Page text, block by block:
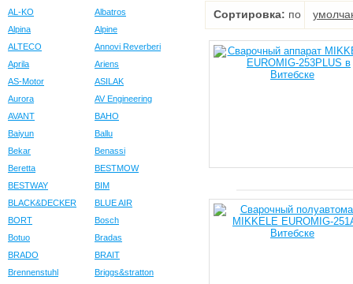
AL-KO
Albatros
Alpina
Alpine
ALTECO
Annovi Reverberi
Aprila
Ariens
AS-Motor
ASILAK
Aurora
AV Engineering
AVANT
BAHO
Baiyun
Ballu
Bekar
Benassi
Beretta
BESTMOW
BESTWAY
BIM
BLACK&DECKER
BLUE AIR
BORT
Bosch
Botuo
Bradas
BRADO
BRAIT
Brennenstuhl
Briggs&stratton
Сортировка: по